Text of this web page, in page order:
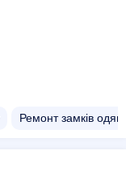
Ремонт замків одягу